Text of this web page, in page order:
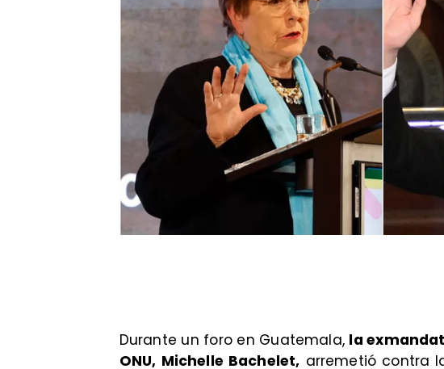
Durante un foro en Guatemala, la
ONU, Michelle Bachelet, arremetió contra